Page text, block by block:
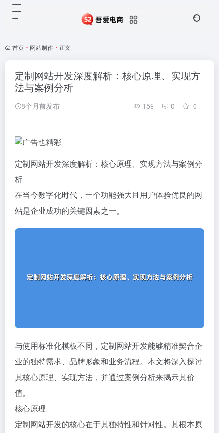
首页 • 网站制作 • 正文
定制网站开发深度解析：核心原理、实现方
法与案例分析
8个月前发布 159 0 0
定制网站开发深度解析：核心原理、实现方法与案例分
析
在当今数字化时代，一个功能强大且用户体验优良的网
站是企业成功的关键因素之一。
与使用标准化模板不同，定制网站开发能够精准契合企
业的独特需求、品牌形象和业务流程。本文将深入探讨
其核心原理、实现方法，并通过案例分析来揭示其价
值。
核心原理
定制网站开发的核心在于其独特性和针对性。其根本原